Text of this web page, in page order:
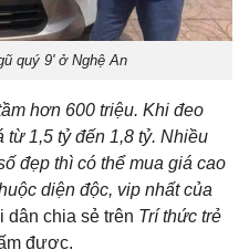
quý 9' ở Nghệ An
hơn 600 triệu. Khi đeo
1,5 tỷ đến 1,8 tỷ. Nhiều
đẹp thì có thể mua giá cao
diện độc, vip nhất của
dân chia sẻ trên Trí thức trẻ
được.